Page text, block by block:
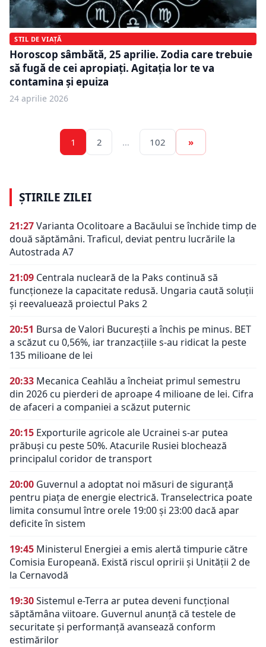
STIL DE VIAȚĂ
Horoscop sâmbătă, 25 aprilie. Zodia care trebuie
să fugă de cei apropiați. Agitația lor te va
contamina și epuiza
24 aprilie 2026
1 2 … 102 »
ȘTIRILE ZILEI
21:27Varianta Ocolitoare a Bacăului se închide timp de
două săptămâni. Traficul, deviat pentru lucrările la
Autostrada A7
21:09 Centrala nucleară de la Paks continuă să
funcționeze la capacitate redusă. Ungaria caută soluții
și reevaluează proiectul Paks 2
20:51 Bursa de Valori București a închis pe minus. BET
a scăzut cu 0,56%, iar tranzacțiile s-au ridicat la peste
135 milioane de lei
20:33 Mecanica Ceahlău a încheiat primul semestru
din 2026 cu pierderi de aproape 4 milioane de lei. Cifra
de afaceri a companiei a scăzut puternic
20:15 Exporturile agricole ale Ucrainei s-ar putea
prăbuși cu peste 50%. Atacurile Rusiei blochează
principalul coridor de transport
20:00 Guvernul a adoptat noi măsuri de siguranță
pentru piața de energie electrică. Transelectrica poate
limita consumul între orele 19:00 și 23:00 dacă apar
deficite în sistem
19:45 Ministerul Energiei a emis alertă timpurie către
Comisia Europeană. Există riscul opririi și Unității 2 de
la Cernavodă
19:30Sistemul e-Terra ar putea deveni funcțional
săptămâna viitoare. Guvernul anunță că testele de
securitate și performanță avansează conform
estimărilor